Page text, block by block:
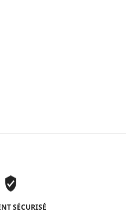
SÉCURISÉ